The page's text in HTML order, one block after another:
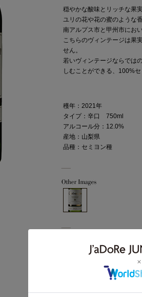
穏やかな酸味とリッチな果
ユリの花や花の蜜のような
南アルプス市と甲州市にお
こちらのヴィンテージは果
せん。
若いヴィンテージならでは
しむことができる、100%
穫年：2021年
タイプ：辛口 750ml
アルコール分：12.0%
産地：山梨県
品種：セミヨン種